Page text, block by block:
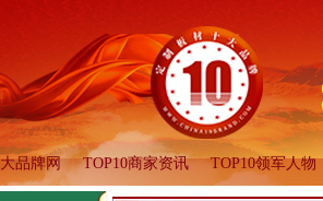
品牌网 TOP10商家资讯 TOP10领军人物